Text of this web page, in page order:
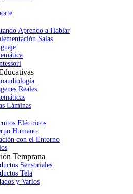
Aprendo a Hablar
Salas
Reales
Láminas
Eléctricos
Humano
con el Entorno
Temprana
Sensoriales
Tela
y Varios